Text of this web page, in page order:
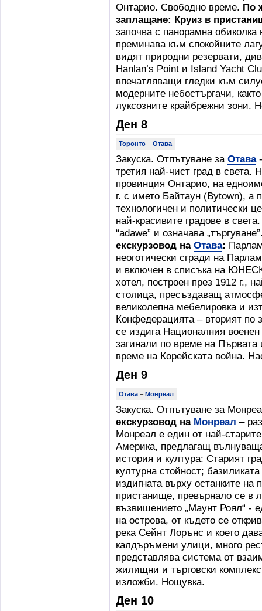
Онтарио. Свободно време. По
заплащане: Круиз в
започва с панорамна
преминава към спокойните
видят природни резервати,
Hanlan’s Point и Island Yacht
впечатляващи гледки към
модерните небостъргачи,
луксозните крайбрежни зони.
Ден 8
Торонто – Отава
Закуска. Отпътуване за Отава-
третия най-чист град в света.
провинция Онтарио, на
г. с името Байтаун (Bytown), а
технологичен и политически
най-красивите градове в
“adawe” и означава
екскурзовод на Отава:
неоготически сгради на
и включен в списъка на
хотел, построен през 1912 г.,
столица, пресъздаващ
великолепна мебелировка и
Конфедерацията – вторият по
се издига Националния
загинали по време на Първата
време на Корейската война.
Ден 9
Отава – Монреал
Закуска. Отпътуване за
екскурзовод на Монреал –
Монреал е един от най-
Америка, предлагащ
история и култура: Старият
културна стойност;
издигната върху останките на
пристанище, превърнало се в
възвишението „Маунт Роял“ -
на острова, от където се
река Сейнт Лорънс и което
калдъръмени улици, много
представлява система от
жилищни и търговски
изложби. Нощувка.
Ден 10